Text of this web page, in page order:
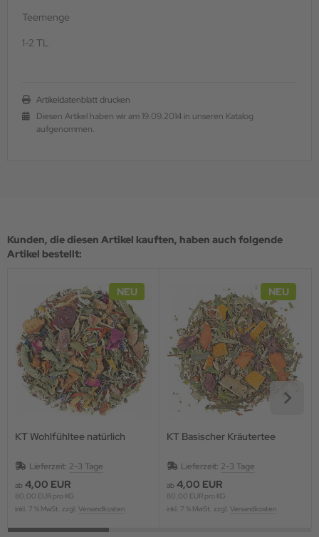
Teemenge
1-2 TL
Artikeldatenblatt drucken
Diesen Artikel haben wir am 19.09.2014 in unseren Katalog
aufgenommen.
Kunden, die diesen Artikel kauften, haben auch folgende
Artikel bestellt:
NEU
KT Wohlfühltee natürlich
Lieferzeit: 2-3 Tage
ab 4,00 EUR
80,00 EUR pro KG
inkl. 7 % MwSt. zzgl. Versandkosten
NEU
KT Basischer Kräutertee
Lieferzeit: 2-3 Tage
ab 4,00 EUR
80,00 EUR pro KG
inkl. 7 % MwSt. zzgl. Versandkosten